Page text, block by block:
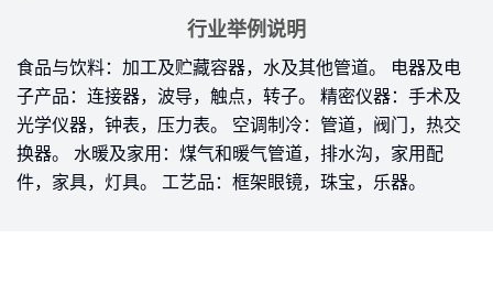
行业举例说明
食品与饮料：加工及贮藏容器，水及其他管道。 电器及电
子产品：连接器，波导，触点，转子。 精密仪器：手术及
光学仪器，钟表，压力表。 空调制冷：管道，阀门，热交
换器。 水暖及家用：煤气和暖气管道，排水沟，家用配
件，家具，灯具。 工艺品：框架眼镜，珠宝，乐器。